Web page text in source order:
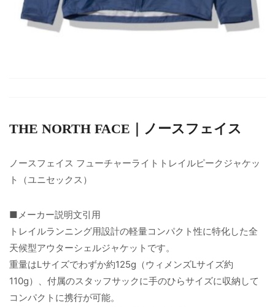
THE NORTH FACE｜ノースフェイス
ノースフェイス フューチャーライトトレイルピークジャケッ
ト（ユニセックス）
■メーカー説明文引用
トレイルランニング用設計の軽量コンパクト性に特化した全
天候型アウターシェルジャケットです。
重量はLサイズでわずか約125g（ウィメンズLサイズ約
110g）、付属のスタッフサックに手のひらサイズに収納して
コンパクトに携行が可能。